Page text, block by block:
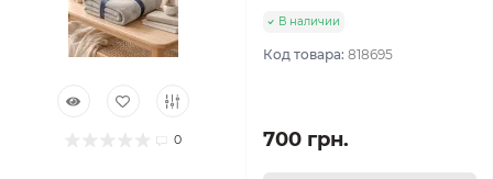
0
В наличии
Код товара: 818695
700 грн.